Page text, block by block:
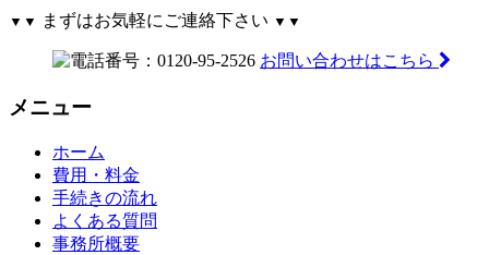
▼▼ まずはお気軽にご連絡下さい ▼▼
お問い合わせはこちら
メニュー
ホーム
費用・料金
手続きの流れ
よくある質問
事務所概要